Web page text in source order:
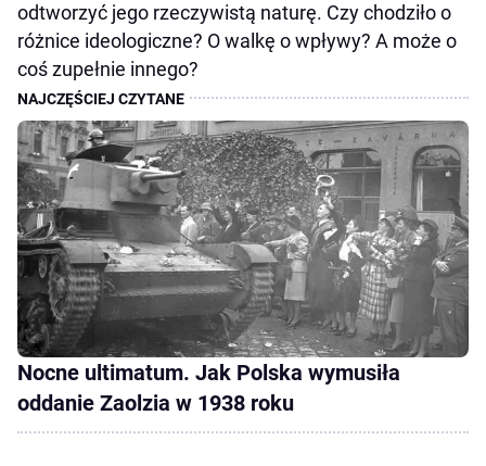
odtworzyć jego rzeczywistą naturę. Czy chodziło o
różnice ideologiczne? O walkę o wpływy? A może o
coś zupełnie innego?
Nocne ultimatum. Jak Polska wymusiła
oddanie Zaolzia w 1938 roku